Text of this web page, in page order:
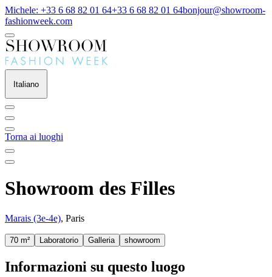
Michele: +33 6 68 82 01 64+33 6 68 82 01 64bonjour@showroom-
fashionweek.com
Italiano
Torna ai luoghi
Showroom des Filles
Marais (3e-4e), Paris
70 m² Laboratorio Galleria showroom
Informazioni su questo luogo